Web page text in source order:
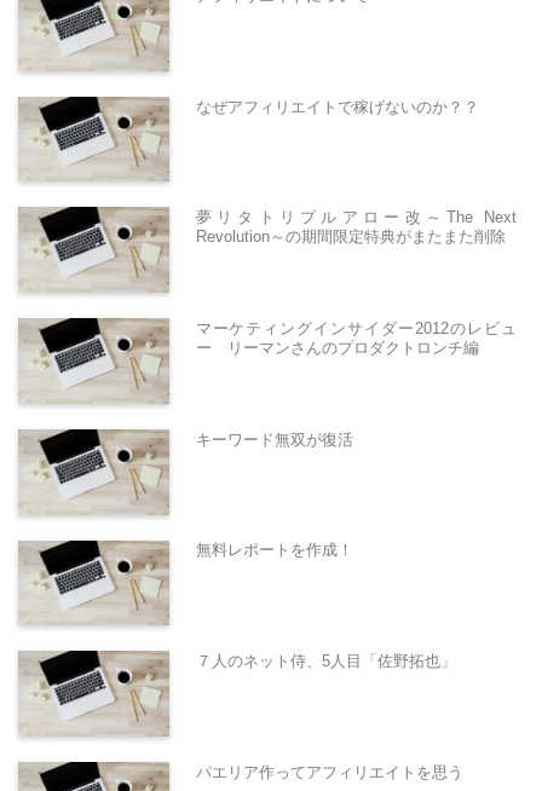
なぜアフィリエイトで稼げないのか？？
夢リタトリプルアロー改～The Next
Revolution～の期間限定特典がまたまた削除
マーケティングインサイダー2012のレビュ
ー リーマンさんのプロダクトロンチ編
キーワード無双が復活
無料レポートを作成！
７人のネット侍、5人目「佐野拓也」
パエリア作ってアフィリエイトを思う